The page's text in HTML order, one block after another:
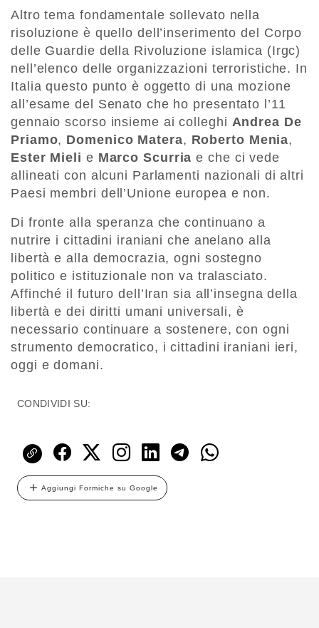
Altro tema fondamentale sollevato nella
risoluzione è quello dell’inserimento del Corpo
delle Guardie della Rivoluzione islamica (Irgc)
nell’elenco delle organizzazioni terroristiche. In
Italia questo punto è oggetto di una mozione
all’esame del Senato che ho presentato l’11
gennaio scorso insieme ai colleghi Andrea De
Priamo, Domenico Matera, Roberto Menia,
Ester Mieli e Marco Scurria e che ci vede
allineati con alcuni Parlamenti nazionali di altri
Paesi membri dell’Unione europea e non.
Di fronte alla speranza che continuano a
nutrire i cittadini iraniani che anelano alla
libertà e alla democrazia, ogni sostegno
politico e istituzionale non va tralasciato.
Affinché il futuro dell’Iran sia all’insegna della
libertà e dei diritti umani universali, è
necessario continuare a sostenere, con ogni
strumento democratico, i cittadini iraniani ieri,
oggi e domani.
CONDIVIDI SU:
Aggiungi Formiche su Google